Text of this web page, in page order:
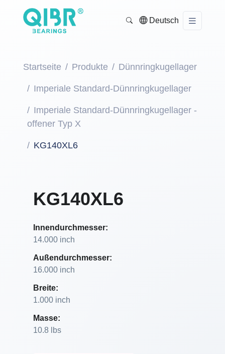
Deutsch
Startseite Produkte Dünnringkugellager
Imperiale Standard-Dünnringkugellager
Imperiale Standard-Dünnringkugellager -
offener Typ X
KG140XL6
KG140XL6
Innendurchmesser:
14.000 inch
Außendurchmesser:
16.000 inch
Breite:
1.000 inch
Masse:
10.8 lbs